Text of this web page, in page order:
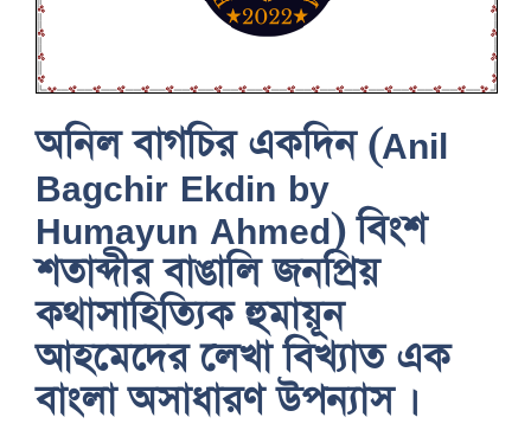
অনিল বাগচির একদিন (Anil
Bagchir Ekdin by
Humayun Ahmed) বিংশ
শতাব্দীর বাঙালি জনপ্রিয়
কথাসাহিত্যিক হুমায়ূন
আহমেদের লেখা বিখ্যাত এক
বাংলা অসাধারণ উপন্যাস ।